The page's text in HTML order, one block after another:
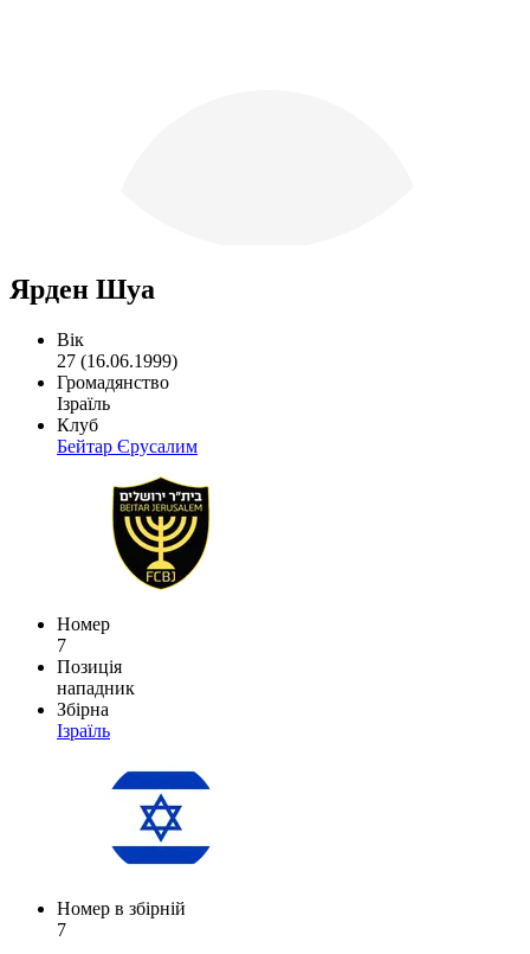
Ярден Шуа
Вік
27 (16.06.1999)
Громадянство
Ізраїль
Клуб
Бейтар Єрусалим
Номер
7
Позиція
нападник
Збірна
Ізраїль
Номер в збірній
7